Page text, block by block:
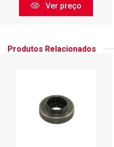
Ver preço
Produtos Relacionados